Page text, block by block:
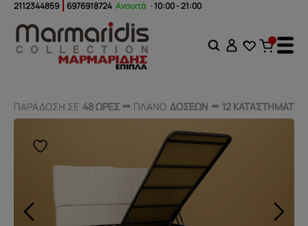
2112344859 6976918724 Ανοιχτά · 10:00 - 21:00
ΠΑΡΑΔΟΣΗ ΣΕ 48 ΩΡΕΣ ΠΛΑΝΟ ΔΟΣΕΩΝ 12 ΚΑΤΑΣΤΗΜΑΤΑ
ΠΑΡΑΔΟΣΗ ΣΕ 48 ΩΡΕΣ ΠΛΑΝΟ ΔΟΣΕΩΝ 12 ΚΑΤΑΣΤΗΜΑΤΑ